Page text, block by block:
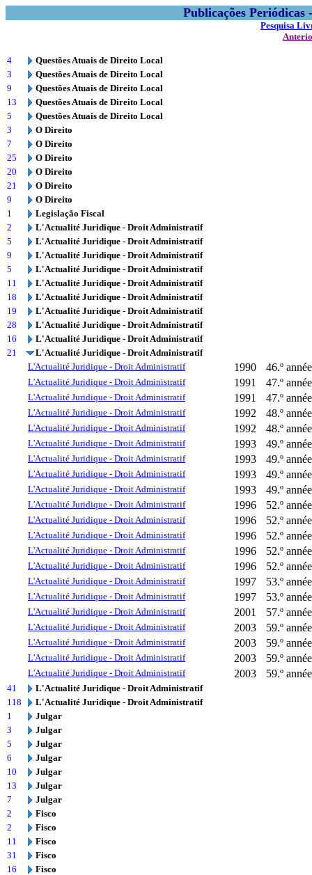
Publicações
Pesquisa
4
Questões Atuais de Direito Local
3
Questões Atuais de Direito Local
9
Questões Atuais de Direito Local
13
Questões Atuais de Direito Local
5
Questões Atuais de Direito Local
3
O Direito
7
O Direito
25
O Direito
20
O Direito
21
O Direito
9
O Direito
1
Legislação Fiscal
2
L'Actualité Juridique - Droit Administratif
5
L'Actualité Juridique - Droit Administratif
9
L'Actualité Juridique - Droit Administratif
5
L'Actualité Juridique - Droit Administratif
11
L'Actualité Juridique - Droit Administratif
18
L'Actualité Juridique - Droit Administratif
19
L'Actualité Juridique - Droit Administratif
28
L'Actualité Juridique - Droit Administratif
16
L'Actualité Juridique - Droit Administratif
21
L'Actualité Juridique - Droit Administratif
L'Actualité Juridique - Droit Administratif
1990 46.º
L'Actualité Juridique - Droit Administratif 1991 47.º
L'Actualité Juridique - Droit Administratif 1991 47.º
L'Actualité Juridique - Droit Administratif 1992 48.º
L'Actualité Juridique - Droit Administratif 1992 48.º
L'Actualité Juridique - Droit Administratif 1993 49.º
L'Actualité Juridique - Droit Administratif 1993 49.º
L'Actualité Juridique - Droit Administratif 1993 49.º
L'Actualité Juridique - Droit Administratif 1993 49.º
L'Actualité Juridique - Droit Administratif 1996 52.º
L'Actualité Juridique - Droit Administratif 1996 52.º
L'Actualité Juridique - Droit Administratif 1996 52.º
L'Actualité Juridique - Droit Administratif 1996 52.º
L'Actualité Juridique - Droit Administratif 1996 52.º
L'Actualité Juridique - Droit Administratif 1997 53.º
L'Actualité Juridique - Droit Administratif 1997 53.º
L'Actualité Juridique - Droit Administratif 2001 57.º
L'Actualité Juridique - Droit Administratif 2003 59.º
L'Actualité Juridique - Droit Administratif 2003 59.º
L'Actualité Juridique - Droit Administratif 2003 59.º
L'Actualité Juridique - Droit Administratif 2003 59.º
41
L'Actualité Juridique - Droit Administratif
118
L'Actualité Juridique - Droit Administratif
1
Julgar
3
Julgar
5
Julgar
6
Julgar
10
Julgar
13
Julgar
7
Julgar
2
Fisco
2
Fisco
11
Fisco
31
Fisco
16
Fisco